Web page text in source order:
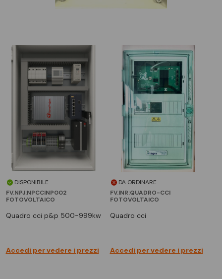
DISPONIBILE
FV.NPJ:NPCCINP002
FOTOVOLTAICO
quadro cci p&p 500-999kw
Accedi per vedere i prezzi
DA ORDINARE
FV.INR:QUADRO-CCI
FOTOVOLTAICO
quadro cci
Accedi per vedere i prezzi